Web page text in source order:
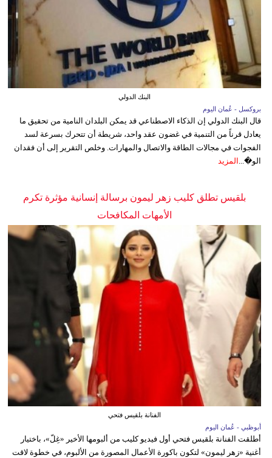
البنك الدولي
بروكسل - عُمان اليوم
قال البنك الدولي إن الذكاء الاصطناعي قد يمكن البلدان النامية من تحقيق ما
يعادل قرناً من التنمية في غضون عقد واحد، شريطة أن تتحرك بسرعة لسد
الفجوات في مجالات الطاقة والاتصال والمهارات. وخلص التقرير إلى أن فقدان
الو�...
المزيد
بلقيس تطلق كليب زهر ليمون برسالة إنسانية مؤثرة تكرم
الأمهات المكافحات
الفنانة بلقيس فتحي
أبوظبي - عُمان اليوم
أطلقت الفنانة بلقيس فتحي أول فيديو كليب من ألبومها الأخير «غِلّ»، باختيار
أغنية «زهر ليمون» لتكون باكورة الأعمال المصورة من الألبوم، في خطوة لاقت